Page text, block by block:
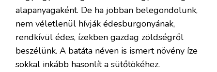
alapanyagaként. De ha jobban belegondolunk,
nem véletlenül hívják édesburgonyának,
rendkívül édes, ízekben gazdag zöldségről
beszélünk. A batáta néven is ismert növény íze
sokkal inkább hasonlít a sütőtökéhez.